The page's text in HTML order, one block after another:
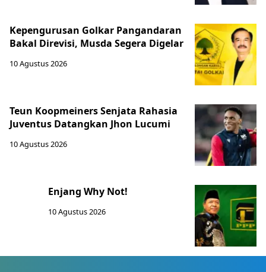
Kepengurusan Golkar Pangandaran
Bakal Direvisi, Musda Segera Digelar
10 Agustus 2026
Teun Koopmeiners Senjata Rahasia
Juventus Datangkan Jhon Lucumi
10 Agustus 2026
Enjang Why Not!
10 Agustus 2026